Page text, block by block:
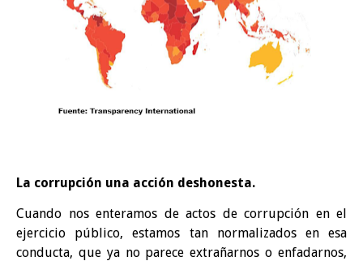
La corrupción una acción deshonesta.
Cuando nos enteramos de actos de corrupción en el
ejercicio público, estamos tan normalizados en esa
conducta, que ya no parece extrañarnos o enfadarnos,